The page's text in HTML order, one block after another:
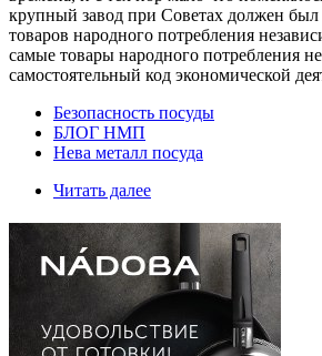
крупный завод при Советах должен был
товаров народного потребления
самые товары народного потребления
самостоятельный код экономической
Безопасность посуды
БЛОГ НМП
Нева металл посуда
Читать далее